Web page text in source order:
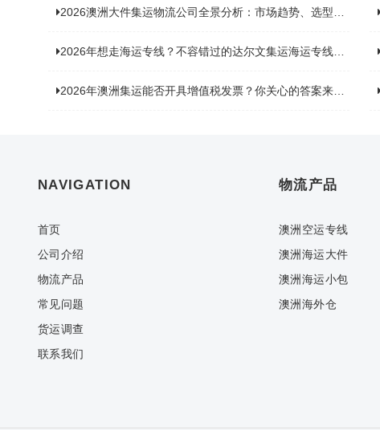
2026澳洲大件集运物流公司全景分析：市场趋势、选型逻辑与品牌适配
2026年想走海运专线？不容错过的达尔文集运海运专线推荐！
2026年澳洲集运能否开具增值税发票？你关心的答案来了！
NAVIGATION
首页
公司介绍
物流产品
常见问题
货运调查
联系我们
物流产品
澳洲空运专线
澳洲海运大件
澳洲海运小包
澳洲海外仓